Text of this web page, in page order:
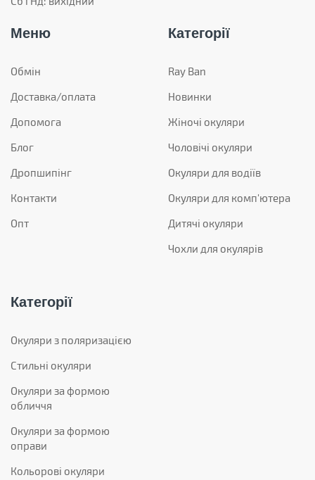
Меню
Обмін
Доставка/оплата
Допомога
Блог
Дропшипінг
Контакти
Опт
Категорії
Ray Ban
Новинки
Жіночі окуляри
Чоловічі окуляри
Окуляри для водіїв
Окуляри для комп'ютера
Дитячі окуляри
Чохли для окулярів
Категорії
Окуляри з поляризацією
Стильні окуляри
Окуляри за формою
обличчя
Окуляри за формою
оправи
Кольорові окуляри